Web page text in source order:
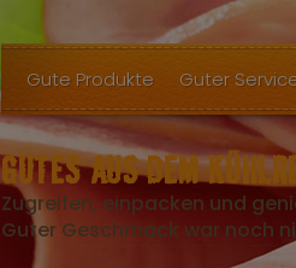
Gute Produkte Guter
GUTES AUS DEM
Zugreifen, einpacken und
Guter Geschmack war noch